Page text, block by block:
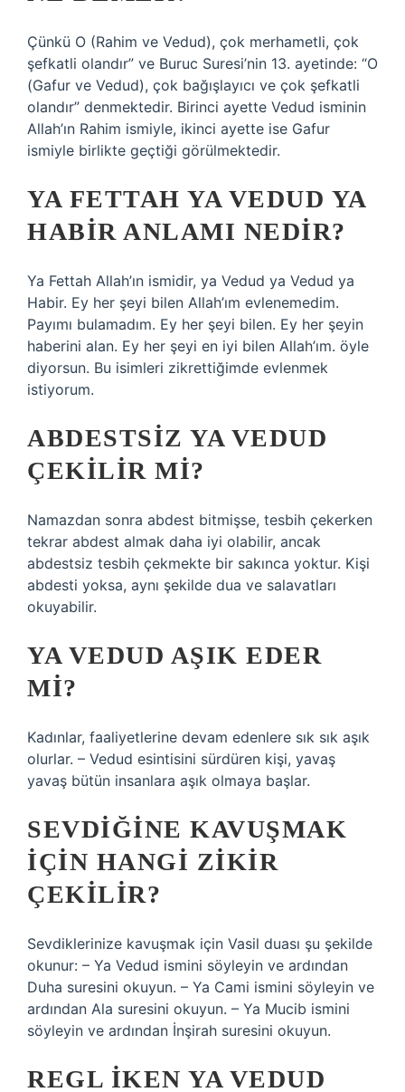
Çünkü O (Rahim ve Vedud), çok merhametli, çok
şefkatli olandır” ve Buruc Suresi’nin 13. ayetinde: “O
(Gafur ve Vedud), çok bağışlayıcı ve çok şefkatli
olandır” denmektedir. Birinci ayette Vedud isminin
Allah’ın Rahim ismiyle, ikinci ayette ise Gafur
ismiyle birlikte geçtiği görülmektedir.
YA FETTAH YA VEDUD YA
HABIR ANLAMI NEDIR?
Ya Fettah Allah’ın ismidir, ya Vedud ya Vedud ya
Habir. Ey her şeyi bilen Allah’ım evlenemedim.
Payımı bulamadım. Ey her şeyi bilen. Ey her şeyin
haberini alan. Ey her şeyi en iyi bilen Allah’ım. öyle
diyorsun. Bu isimleri zikrettiğimde evlenmek
istiyorum.
ABDESTSIZ YA VEDUD
ÇEKILIR MI?
Namazdan sonra abdest bitmişse, tesbih çekerken
tekrar abdest almak daha iyi olabilir, ancak
abdestsiz tesbih çekmekte bir sakınca yoktur. Kişi
abdesti yoksa, aynı şekilde dua ve salavatları
okuyabilir.
YA VEDUD AŞIK EDER
MI?
Kadınlar, faaliyetlerine devam edenlere sık sık aşık
olurlar. – Vedud esintisini sürdüren kişi, yavaş
yavaş bütün insanlara aşık olmaya başlar.
SEVDIĞINE KAVUŞMAK
IÇIN HANGI ZIKIR
ÇEKILIR?
Sevdiklerinize kavuşmak için Vasil duası şu şekilde
okunur: – Ya Vedud ismini söyleyin ve ardından
Duha suresini okuyun. – Ya Cami ismini söyleyin ve
ardından Ala suresini okuyun. – Ya Mucib ismini
söyleyin ve ardından İnşirah suresini okuyun.
REGL IKEN YA VEDUD